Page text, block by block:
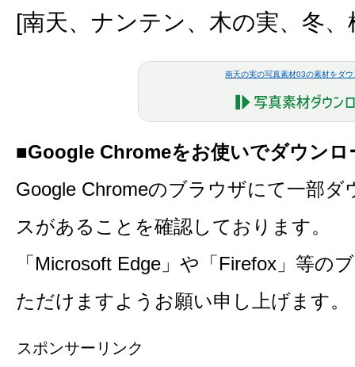
[南天、ナンテン、木の実、冬、
南天の実の写真素材03の素材をダ
■Google Chromeをお使いでダウンロ
Google Chromeのブラウザにて一部
スがあることを確認しております。
「Microsoft Edge」や「Firefox」等の
ただけますようお願い申し上げます。
スポンサーリンク